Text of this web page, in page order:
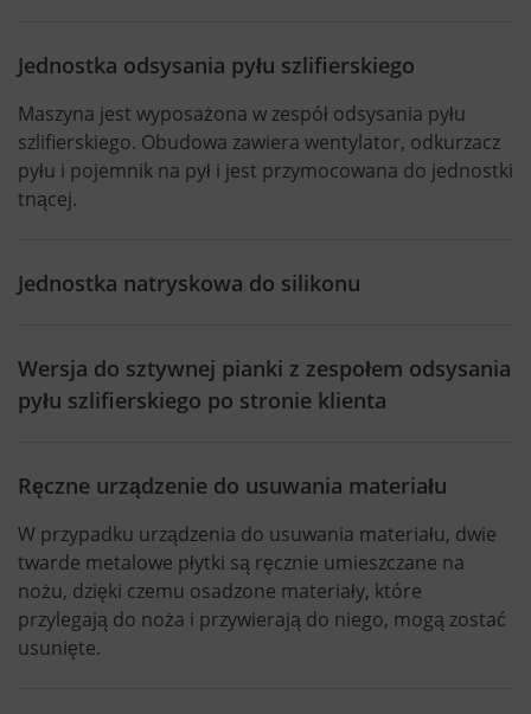
Jednostka odsysania pyłu szlifierskiego
Maszyna jest wyposażona w zespół odsysania pyłu
szlifierskiego. Obudowa zawiera wentylator, odkurzacz
pyłu i pojemnik na pył i jest przymocowana do jednostki
tnącej.
Jednostka natryskowa do silikonu
Wersja do sztywnej pianki z zespołem odsysania
pyłu szlifierskiego po stronie klienta
Ręczne urządzenie do usuwania materiału
W przypadku urządzenia do usuwania materiału, dwie
twarde metalowe płytki są ręcznie umieszczane na
nożu, dzięki czemu osadzone materiały, które
przylegają do noża i przywierają do niego, mogą zostać
usunięte.